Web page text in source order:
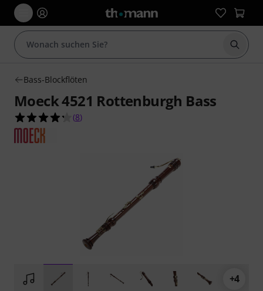
Suche
Bass-Blockflöten
Moeck 4521 Rottenburgh Bass
4.3 von 5 Sternen aus 8 Kundenbewertungen
(8)
+4